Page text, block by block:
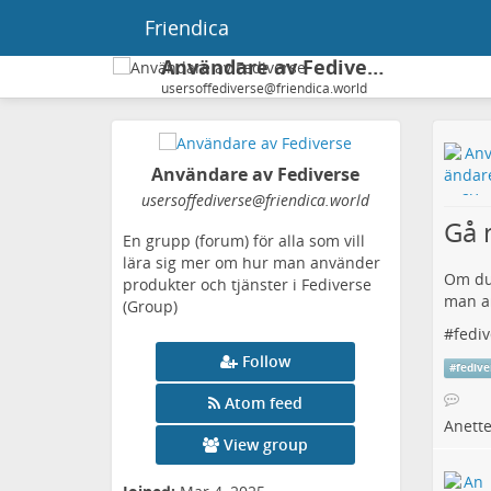
Friendica
Användare av Fediverse
usersoffediverse@friendica.world
Användare av Fediverse
usersoffediverse@friendica.world
En grupp (forum) för alla som vill
lära sig mer om hur man använder
produkter och tjänster i Fediverse
(Group)
Follow
Atom feed
View group
Gå
Om
man
#
#